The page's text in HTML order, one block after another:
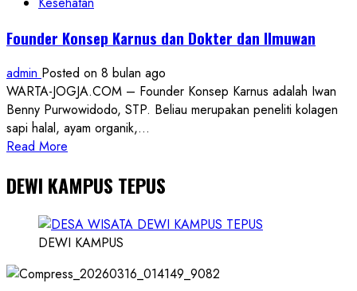
Rowari
Tepus
Founder Konsep Karnus dan Dokter dan Ilmuwan
admin Posted on 8 bulan ago
WARTA-JOGJA.COM – Founder Konsep Karnus adalah Iwan
Benny Purwowidodo, STP. Beliau merupakan peneliti kolagen
sapi halal, ayam organik,...
Read More
about
Konsep
Karnus
Dokter
DEWI KAMPUS TEPUS
DEWI KAMPUS